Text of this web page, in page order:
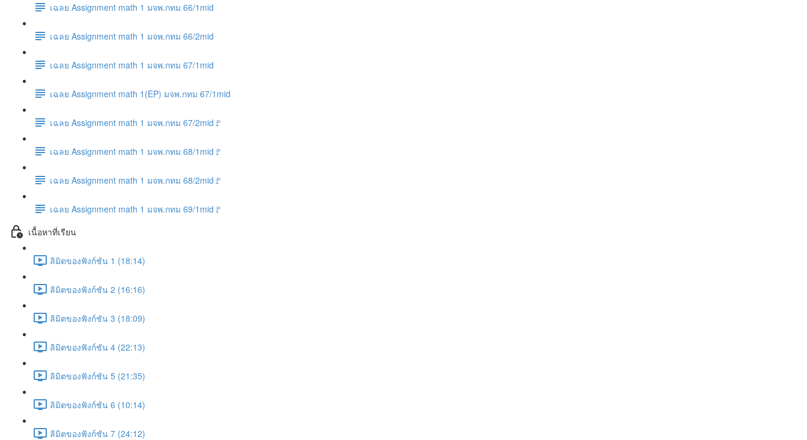
เฉลย Assignment math 1 มจพ.กทม 66/1mid
เฉลย Assignment math 1 มจพ.กทม 66/2mid
เฉลย Assignment math 1 มจพ.กทม 67/1mid
เฉลย Assignment math 1(EP) มจพ.กทม 67/1mid
เฉลย Assignment math 1 มจพ.กทม 67/2mid🚩
เฉลย Assignment math 1 มจพ.กทม 68/1mid🚩
เฉลย Assignment math 1 มจพ.กทม 68/2mid🚩
เฉลย Assignment math 1 มจพ.กทม 69/1mid🚩
เนื้อหาที่เรียน
ลิมิตของฟังก์ชัน 1 (18:14)
ลิมิตของฟังก์ชัน 2 (16:16)
ลิมิตของฟังก์ชัน 3 (18:09)
ลิมิตของฟังก์ชัน 4 (22:13)
ลิมิตของฟังก์ชัน 5 (21:35)
ลิมิตของฟังก์ชัน 6 (10:14)
ลิมิตของฟังก์ชัน 7 (24:12)